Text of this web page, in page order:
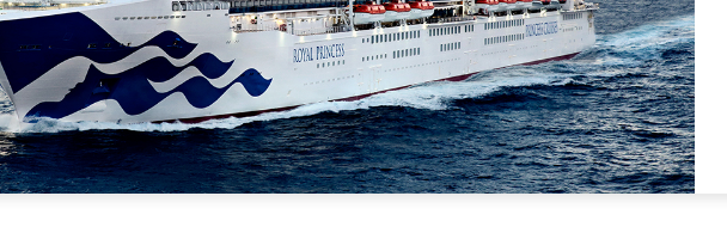
第12天
第13天
第14天